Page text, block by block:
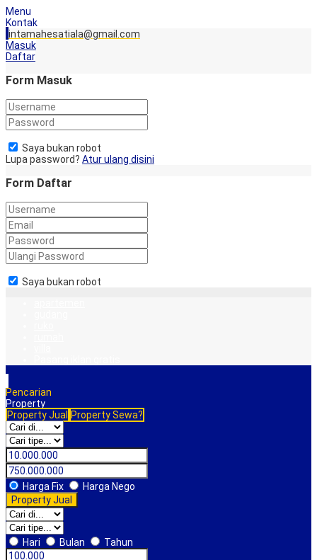
Menu
Kontak
intamahesatiala@gmail.com
Masuk
Daftar
Form Masuk
Saya bukan robot
Lupa password? Atur ulang disini
Form Daftar
Saya bukan robot
Pencarian
Property
Property Jual Property Sewa?
Harga Fix
Harga Nego
Property Jual
Hari Bulan Tahun